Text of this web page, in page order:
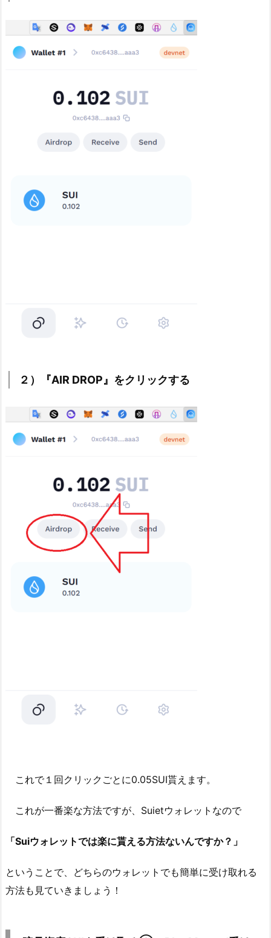
２）『AIR DROP』をクリックする
これで１回クリックごとに0.05SUI貰えます。
これが一番楽な方法ですが、Suietウォレットなので
「Suiウォレットでは楽に貰える方法ないんですか？」
ということで、どちらのウォレットでも簡単に受け取れる
方法も見ていきましょう！